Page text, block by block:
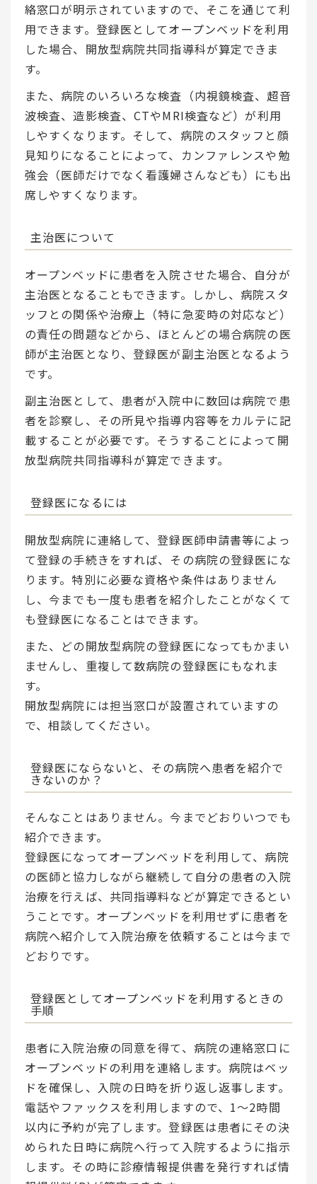
絡窓口が明示されていますので、そこを通じて利
用できます。登録医としてオープンベッドを利用
した場合、開放型病院共同指導科が算定できま
す。
また、病院のいろいろな検査（内視鏡検査、超音
波検査、造影検査、CTやMRI検査など）が利用
しやすくなります。そして、病院のスタッフと顔
見知りになることによって、カンファレンスや勉
強会（医師だけでなく看護婦さんなども）にも出
席しやすくなります。
主治医について
オープンベッドに患者を入院させた場合、自分が
主治医となることもできます。しかし、病院スタ
ッフとの関係や治療上（特に急変時の対応など）
の責任の問題などから、ほとんどの場合病院の医
師が主治医となり、登録医が副主治医となるよう
です。
副主治医として、患者が入院中に数回は病院で患
者を診察し、その所見や指導内容等をカルテに記
載することが必要です。そうすることによって開
放型病院共同指導科が算定できます。
登録医になるには
開放型病院に連絡して、登録医師申請書等によっ
て登録の手続きをすれば、その病院の登録医にな
ります。特別に必要な資格や条件はありません
し、今までも一度も患者を紹介したことがなくて
も登録医になることはできます。
また、どの開放型病院の登録医になってもかまい
ませんし、重複して数病院の登録医にもなれま
す。
開放型病院には担当窓口が設置されていますの
で、相談してください。
登録医にならないと、その病院へ患者を紹介で
きないのか？
そんなことはありません。今までどおりいつでも
紹介できます。
登録医になってオープンベッドを利用して、病院
の医師と協力しながら継続して自分の患者の入院
治療を行えば、共同指導料などが算定できるとい
うことです。オープンベッドを利用せずに患者を
病院へ紹介して入院治療を依頼することは今まで
どおりです。
登録医としてオープンベッドを利用するときの
手順
患者に入院治療の同意を得て、病院の連絡窓口に
オープンベッドの利用を連絡します。病院はベッ
ドを確保し、入院の日時を折り返し返事します。
電話やファックスを利用しますので、1～2時間
以内に予約が完了します。登録医は患者にその決
められた日時に病院へ行って入院するように指示
します。その時に診療情報提供書を発行すれば情